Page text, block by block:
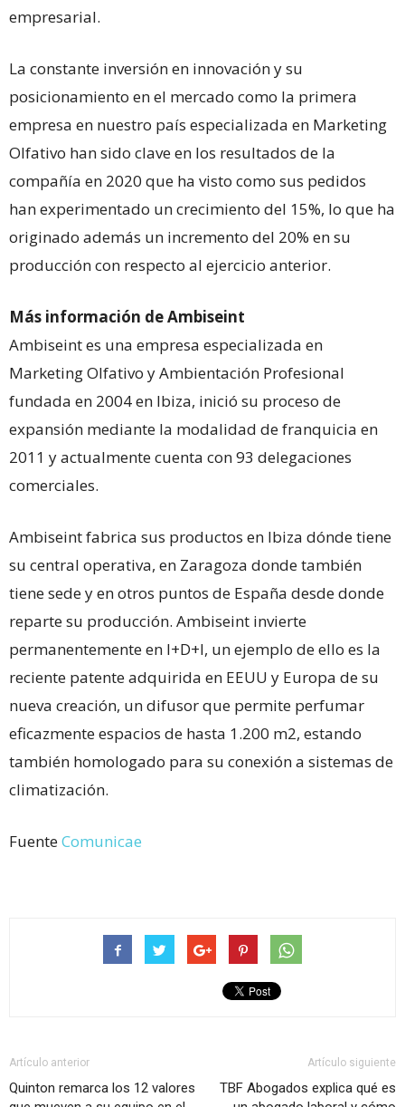
empresarial.
La constante inversión en innovación y su
posicionamiento en el mercado como la primera
empresa en nuestro país especializada en Marketing
Olfativo han sido clave en los resultados de la
compañía en 2020 que ha visto como sus pedidos
han experimentado un crecimiento del 15%, lo que ha
originado además un incremento del 20% en su
producción con respecto al ejercicio anterior.
Más información de Ambiseint
Ambiseint es una empresa especializada en
Marketing Olfativo y Ambientación Profesional
fundada en 2004 en Ibiza, inició su proceso de
expansión mediante la modalidad de franquicia en
2011 y actualmente cuenta con 93 delegaciones
comerciales.
Ambiseint fabrica sus productos en Ibiza dónde tiene
su central operativa, en Zaragoza donde también
tiene sede y en otros puntos de España desde donde
reparte su producción. Ambiseint invierte
permanentemente en I+D+I, un ejemplo de ello es la
reciente patente adquirida en EEUU y Europa de su
nueva creación, un difusor que permite perfumar
eficazmente espacios de hasta 1.200 m2, estando
también homologado para su conexión a sistemas de
climatización.
FuenteComunicae
Artículo anterior
Quinton remarca los 12 valores
Artículo siguiente
TBF Abogados explica qué es